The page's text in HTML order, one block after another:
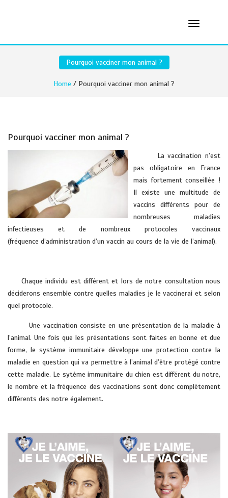
Pourquoi vacciner mon animal ?
Home / Pourquoi vacciner mon animal ?
Pourquoi vacciner mon animal ?
La vaccination n’est
pas obligatoire en France
mais fortement conseillée !
Il existe une multitude de
vaccins différents pour de
nombreuses maladies
infectieuses et de nombreux protocoles vaccinaux
(fréquence d’administration d’un vaccin au cours de la vie de l’animal).
Chaque individu est différent et lors de notre consultation nous
déciderons ensemble contre quelles maladies je le vaccinerai et selon
quel protocole.
Une vaccination consiste en une présentation de la maladie à
l’animal. Une fois que les présentations sont faites en bonne et due
forme, le système immunitaire développe une protection contre la
maladie en question qui va permettre à l’animal d’être protégé contre
cette maladie. Le sytème immunitaire du chien est différent du notre,
le nombre et la fréquence des vaccinations sont donc complètement
différents des notre également.